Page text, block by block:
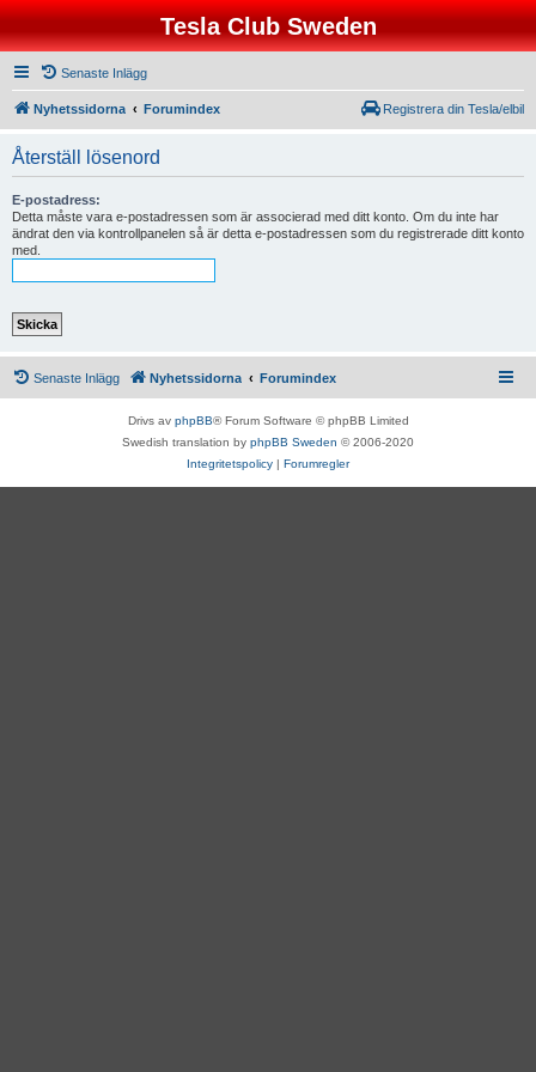
Tesla Club Sweden
Senaste Inlägg
Nyhetssidorna Forumindex Registrera din Tesla/elbil
Återställ lösenord
E-postadress:
Detta måste vara e-postadressen som är associerad med ditt konto. Om du inte har
ändrat den via kontrollpanelen så är detta e-postadressen som du registrerade ditt konto
med.
Senaste Inlägg Nyhetssidorna Forumindex
Drivs av phpBB® Forum Software © phpBB Limited
Swedish translation by phpBB Sweden © 2006-2020
Integritetspolicy | Forumregler